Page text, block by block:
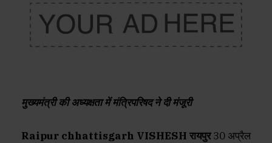
मुख्यमंत्री की अध्यक्षता में मंत्रिपरिषद ने दी मंजूरी
Raipur chhattisgarh VISHESH रायपुर30 अप्रैल